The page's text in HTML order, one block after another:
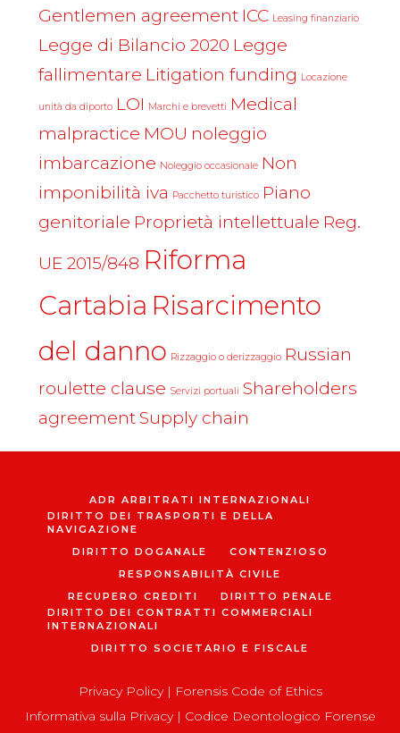
Gentlemen agreement ICC Leasing finanziario
Legge di Bilancio 2020 Legge
fallimentare Litigation funding Locazione
unità da diporto LOI Marchi e brevetti Medical
malpractice MOU noleggio
imbarcazione Noleggio occasionale Non
imponibilità iva Pacchetto turistico Piano
genitoriale Proprietà intellettuale Reg.
UE 2015/848 Riforma
Cartabia Risarcimento
del danno Rizzaggio o derizzaggio Russian
roulette clause Servizi portuali Shareholders
agreementSupply chain
ADR ARBITRATI INTERNAZIONALI
DIRITTO DEI TRASPORTI E DELLA
NAVIGAZIONE
DIRITTO DOGANALE
CONTENZIOSO
RESPONSABILITÀ CIVILE
RECUPERO CREDITI
DIRITTO PENALE
DIRITTO DEI CONTRATTI COMMERCIALI
INTERNAZIONALI
DIRITTO SOCIETARIO E FISCALE
Privacy Policy| Forensis Code of Ethics
Informativa sulla Privacy| Codice Deontologico Forense